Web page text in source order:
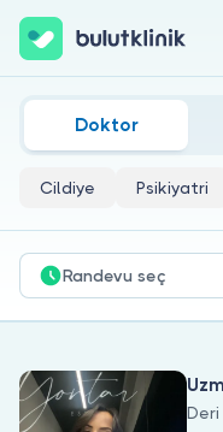
Hastalar için
Hemen Kaydol
Akne Ve Akne Skarı
Doktor
Cildiye Psikiyatri
Randevu seç
Deri